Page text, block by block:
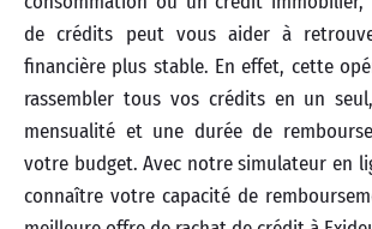
de crédits peut vous aider à
financière plus stable. En effet, cette
rassembler tous vos crédits en un
mensualité et une durée de
votre budget. Avec notre simulateur en
connaître votre capacité de